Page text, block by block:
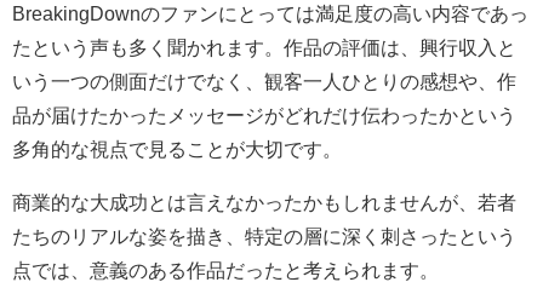
BreakingDownのファンにとっては満足度の高い内容であっ
たという声も多く聞かれます。作品の評価は、興行収入と
いう一つの側面だけでなく、観客一人ひとりの感想や、作
品が届けたかったメッセージがどれだけ伝わったかという
多角的な視点で見ることが大切です。
商業的な大成功とは言えなかったかもしれませんが、若者
たちのリアルな姿を描き、特定の層に深く刺さったという
点では、意義のある作品だったと考えられます。